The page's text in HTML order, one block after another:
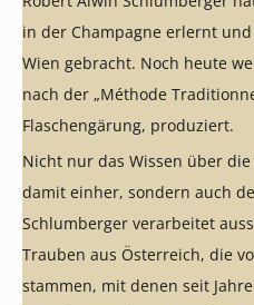
in der Champagne erlernt
Wien gebracht. Noch heute
nach der „Méthode
Flaschengärung, produziert.
Nicht nur das Wissen über
damit einher, sondern auch
Schlumberger verarbeitet
Trauben aus Österreich, die
stammen, mit denen seit